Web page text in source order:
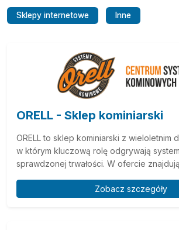
Sklepy internetowe Inne
ORELL - Sklep kominiarski
ORELL to sklep kominiarski z wieloletnim
w którym kluczową rolę odgrywają
sprawdzonej trwałości. W ofercie
Zobacz szczegóły